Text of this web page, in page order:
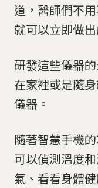
道，醫師們不
就可以立即做出
研發這些儀器
在家裡或是隨
儀器。
隨著智慧手機
可以偵測溫度
氣、看看身體